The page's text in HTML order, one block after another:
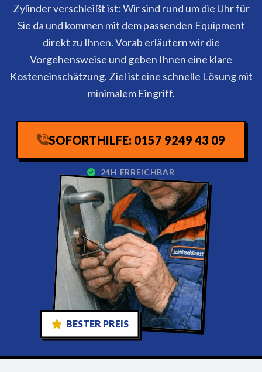
Zylinder verschleißt ist: Wir sind rund um die Uhr für
Sie da und kommen mit dem passenden Equipment
direkt zu Ihnen. Vorab erläutern wir die
Vorgehensweise und geben Ihnen eine klare
Kosteneinschätzung. Ziel ist eine schnelle Lösung mit
minimalem Eingriff.
SOFORTHILFE: 0157 9249 43 09
24H ERREICHBAR
BESTER PREIS